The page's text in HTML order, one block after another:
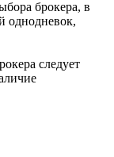
брокера, в
однодневок,
следует